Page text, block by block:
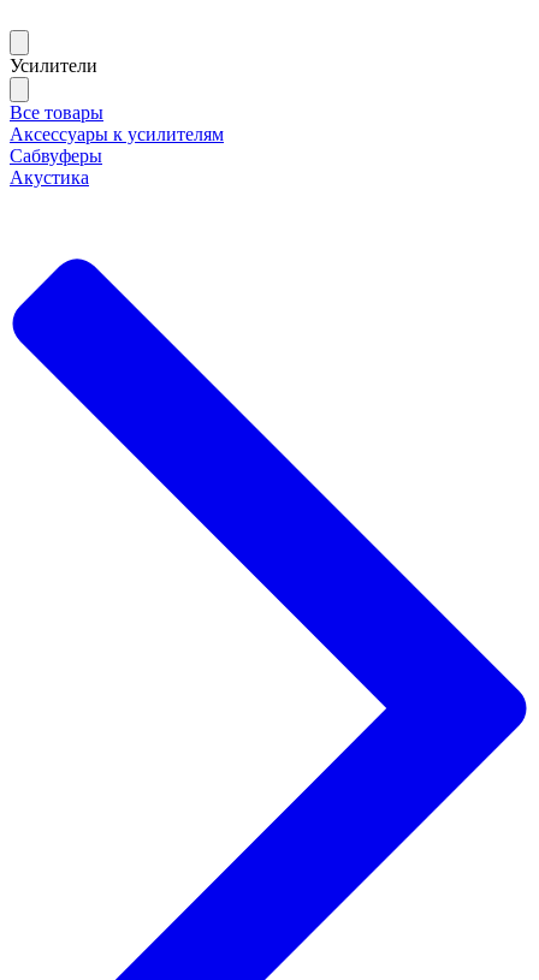
Усилители
Все товары
Аксессуары к усилителям
Сабвуферы
Акустика